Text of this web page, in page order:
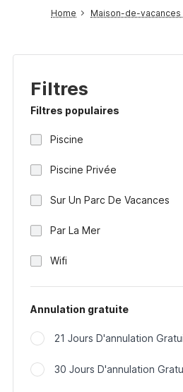
Home Maison-de-vacances
Filtres
Filtres populaires
Piscine
Piscine Privée
Sur Un Parc De Vacances
Par La Mer
Wifi
Annulation gratuite
21 Jours D'annulation
30 Jours D'annulation